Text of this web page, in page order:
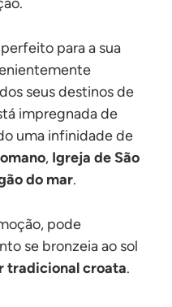
para a sua
seus destinos de
impregnada de
uma infinidade de
, Igreja de São
do mar.
pode
se bronzeia ao sol
tradicional croata.